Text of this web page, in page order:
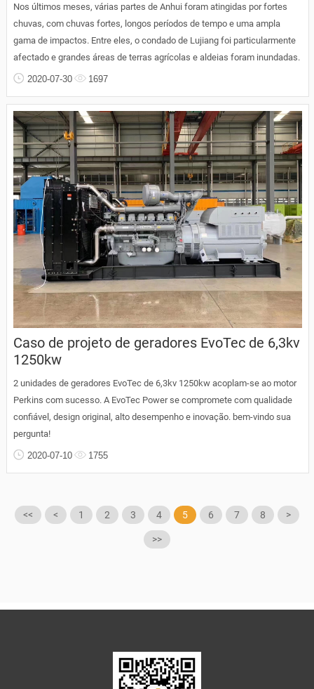
Nos últimos meses, várias partes de Anhui foram atingidas por fortes
chuvas, com chuvas fortes, longos períodos de tempo e uma ampla
gama de impactos. Entre eles, o condado de Lujiang foi particularmente
afectado e grandes áreas de terras agrícolas e aldeias foram inundadas.
2020-07-30 1697
Caso de projeto de geradores EvoTec de 6,3kv
1250kw
2 unidades de geradores EvoTec de 6,3kv 1250kw acoplam-se ao motor
Perkins com sucesso. A EvoTec Power se compromete com qualidade
confiável, design original, alto desempenho e inovação. bem-vindo sua
pergunta!
2020-07-10 1755
<< < 1 2 3 4 5 6 7 8 >
>>